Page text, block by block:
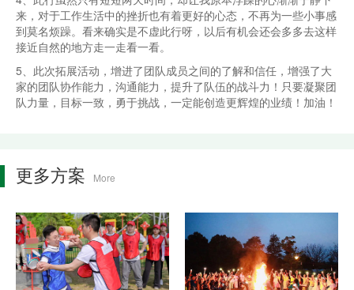
来，对于工作生活中的挫折也有着更好的心态，不再为一些小事感
到莫名烦躁。看来确实是不虚此行呀，以后有机会还会多多去这样
接近自然的地方走一走看一看。
5、此次拓展活动，增进了团队成员之间的了解和信任，增强了大
家的团队协作能力，沟通能力，提升了队伍的战斗力！只要凝聚团
队力量，目标一致，勇于挑战，一定能创造更辉煌的业绩！加油！
更多方案 More